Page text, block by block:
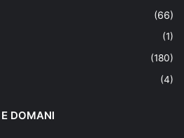
(66)
(1)
(180)
(4)
DOMANI